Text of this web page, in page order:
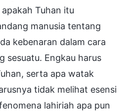
Tuhan itu
manusia tentang
kebenaran dalam cara
sesuatu. Engkau harus
serta apa watak
tidak melihat esensi
lahiriah apa pun